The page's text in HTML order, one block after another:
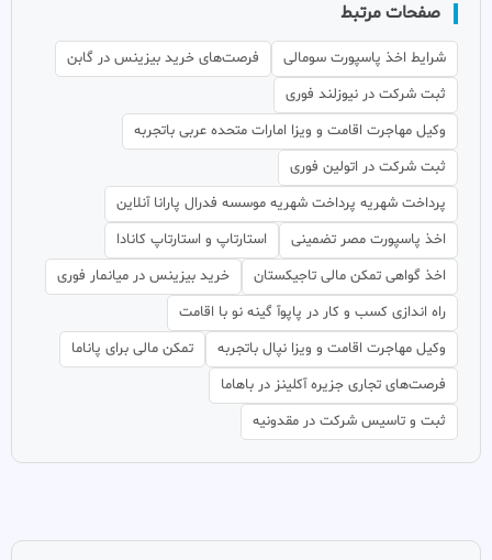
صفحات مرتبط
شرایط اخذ پاسپورت سومالی
فرصت‌های خرید بیزینس در گابن
ثبت شرکت در نیوزلند فوری
وکیل مهاجرت اقامت و ویزا امارات متحده عربی باتجربه
ثبت شرکت در اتولین فوری
پرداخت شهریه پرداخت شهریه موسسه فدرال پارانا آنلاین
اخذ پاسپورت مصر تضمینی
استارتاپ و استارتاپ کانادا
اخذ گواهی تمکن مالی تاجیکستان
خرید بیزینس در میانمار فوری
راه اندازی کسب و کار در پاپوآ گینه نو با اقامت
وکیل مهاجرت اقامت و ویزا نپال باتجربه
تمکن مالی برای پاناما
فرصت‌های تجاری جزیره آکلینز در باهاما
ثبت و تاسیس شرکت در مقدونیه